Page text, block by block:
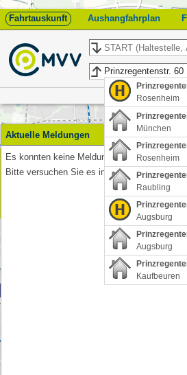
Fahrtauskunft Aushangfahrplan
Start
Ziel
Feedback
Aktuelle Meldungen
Es konnten keine Meldungen abgerufen
Bitte versuchen Sie es in Kürze erneut.
Rosenheim
München
Rosenheim
Raubling
Augsburg
Augsburg
Kaufbeuren